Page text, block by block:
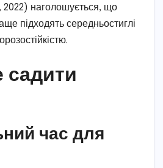
2022) наголошується, що
підходять середньостиглі
садити
час для